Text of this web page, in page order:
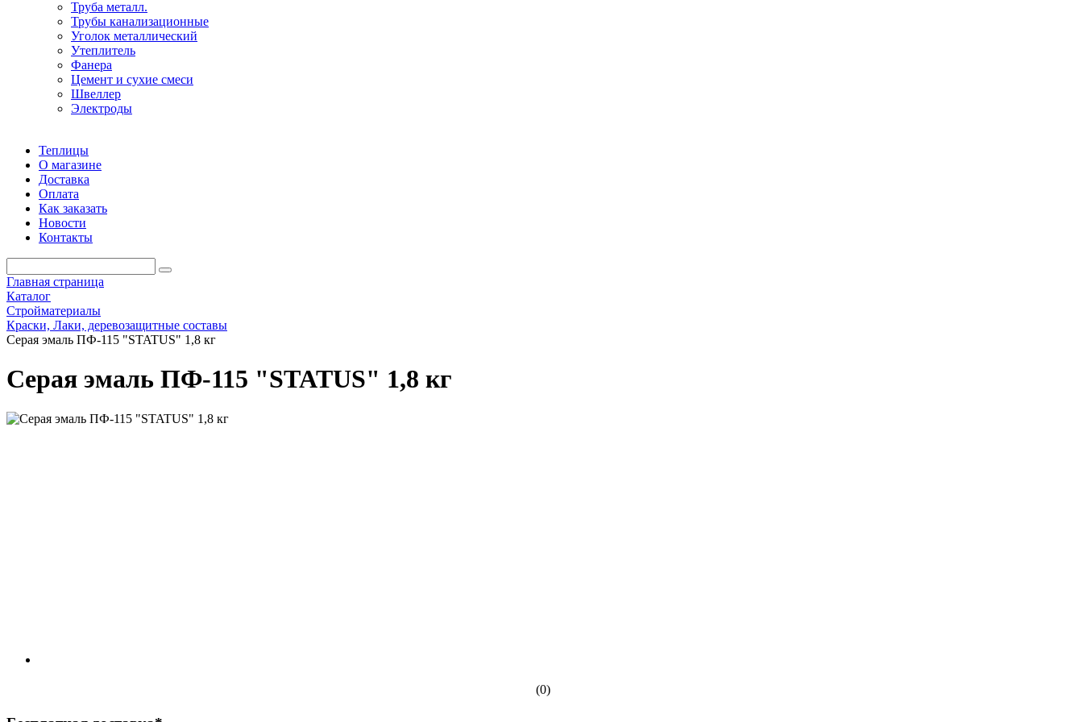
Труба металл.
Трубы канализационные
Уголок металлический
Утеплитель
Фанера
Цемент и сухие смеси
Швеллер
Электроды
Теплицы
О магазине
Доставка
Оплата
Как заказать
Новости
Контакты
Главная страница
Каталог
Стройматериалы
Краски, Лаки, деревозащитные составы
Серая эмаль ПФ-115 "STATUS" 1,8 кг
Серая эмаль ПФ-115 "STATUS" 1,8 кг
(0)